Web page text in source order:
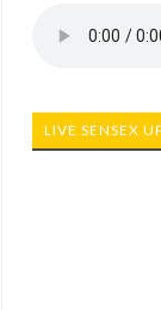
LIVE SENSEX